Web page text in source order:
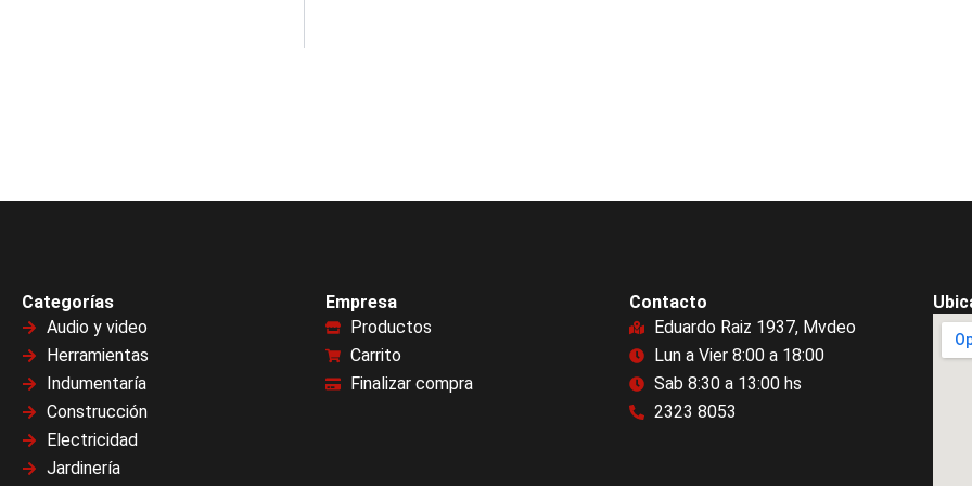
Categorías
Audio y video
Herramientas
Indumentaría
Construcción
Electricidad
Jardinería
Empresa
Productos
Carrito
Finalizar compra
Contacto
Eduardo Raiz 1937, Mvdeo
Lun a Vier 8:00 a 18:00
Sab 8:30 a 13:00 hs
2323 8053